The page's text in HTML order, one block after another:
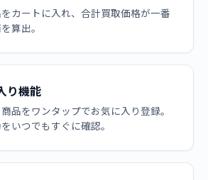
カートに入れ、合計買取価格が一番
算出。
り機能
品をワンタップでお気に入り登録。
いつでもすぐに確認。